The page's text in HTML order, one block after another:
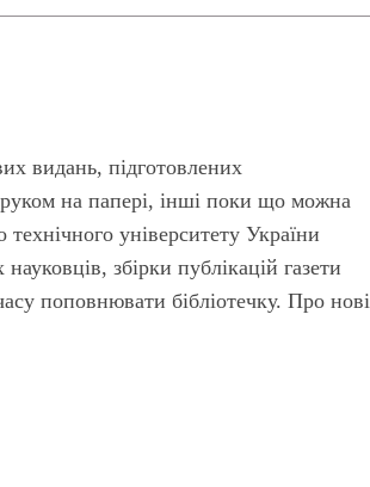
видань, підготовлених
на папері, інші поки що можна
університету України
збірки публікацій газети
поповнювати бібліотечку. Про нові